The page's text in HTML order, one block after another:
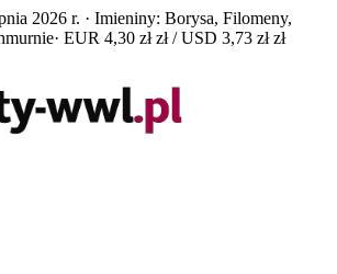
2026 r. · Imieniny: Borysa, Filomeny,
· EUR 4,30 zł zł / USD 3,73 zł zł